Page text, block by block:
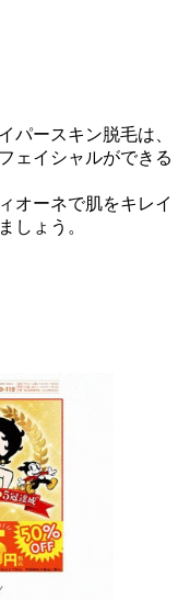
パースキン脱毛は、
ェイシャルができる
オーネで肌をキレイ
しょう。